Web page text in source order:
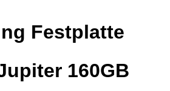
Festplatte
160GB